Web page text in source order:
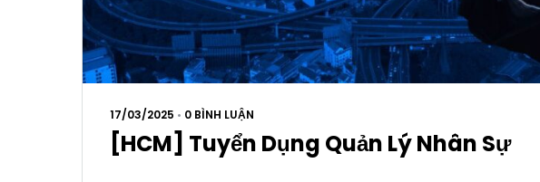
17/03/2025 • 0 BÌNH LUẬN
[HCM] Tuyển Dụng Quản Lý Nhân Sự